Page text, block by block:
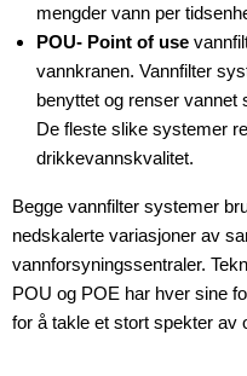
mengder vann per
POU- Point of use
vannkranen. Vannfilter
benyttet og renser vannet
De fleste slike systemer
drikkevannskvalitet.
Begge vannfilter systemer
nedskalerte variasjoner av
vannforsyningssentraler.
POU og POE har hver sine
for å takle et stort spekter av